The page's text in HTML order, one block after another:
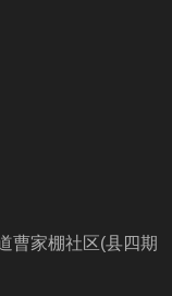
曹家棚社区(县四期